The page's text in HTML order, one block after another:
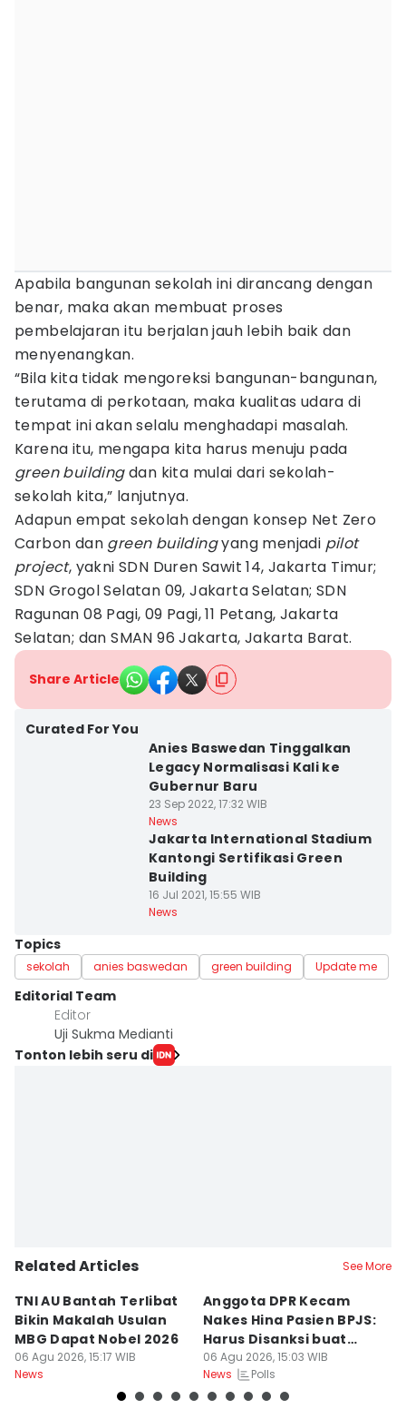
Apabila bangunan sekolah ini dirancang dengan
benar, maka akan membuat proses
pembelajaran itu berjalan jauh lebih baik dan
menyenangkan.
“Bila kita tidak mengoreksi bangunan-bangunan,
terutama di perkotaan, maka kualitas udara di
tempat ini akan selalu menghadapi masalah.
Karena itu, mengapa kita harus menuju pada
green buildingdan kita mulai dari sekolah-
sekolah kita,” lanjutnya.
Adapun empat sekolah dengan konsep Net Zero
Carbon dan green buildingyang menjadi pilot
project, yakni SDN Duren Sawit 14, Jakarta Timur;
SDN Grogol Selatan 09, Jakarta Selatan; SDN
Ragunan 08 Pagi, 09 Pagi, 11 Petang, Jakarta
Selatan; dan SMAN 96 Jakarta, Jakarta Barat.
Share Article
Curated For You
Anies Baswedan Tinggalkan
Legacy Normalisasi Kali ke
Gubernur Baru
23 Sep 2022, 17:32 WIB
News
Jakarta International Stadium
Kantongi Sertifikasi Green
Building
16 Jul 2021, 15:55 WIB
News
Topics
sekolah anies baswedan green building Update me
Editorial Team
Editor
Uji Sukma Medianti
Tonton lebih seru di
Related Articles See More
TNI AU Bantah Terlibat
Bikin Makalah Usulan
MBG Dapat Nobel 2026
06 Agu 2026, 15:17 WIB
News
Anggota DPR Kecam
Nakes Hina Pasien BPJS:
Harus Disanksi buat
Pelajaran
06 Agu 2026, 15:03 WIB
News
Polls